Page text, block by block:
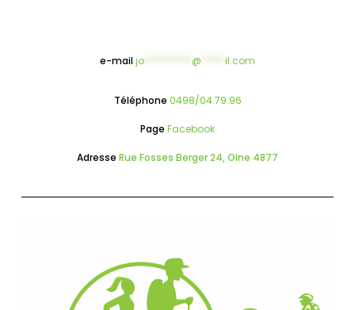
e-mailjo @ il.com
Téléphone 0498/04.79.96
Page Facebook
Adresse Rue Fosses Berger 24, Olne 4877